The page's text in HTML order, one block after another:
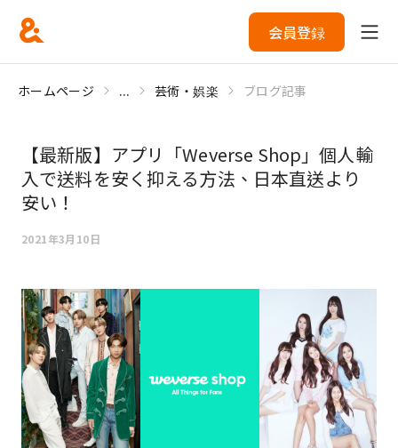
会員登録
ホームページ ... 芸術・娯楽 ブログ記事
【最新版】アプリ「Weverse Shop」個人輸
入で送料を安く抑える方法、日本直送より
安い！
2021年3月10日